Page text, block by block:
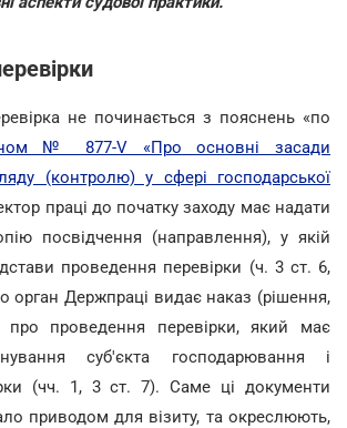
не починається з пояснень «по
№ 877-V «Про основні засади
(контролю) у сфері господарської
праці до початку заходу має надати
посвідчення (направлення), у якій
проведення перевірки (ч. 3 ст. 6,
орган Держпраці видає наказ (рішення,
про проведення перевірки, який має
суб'єкта господарювання і
(чч. 1, 3 ст. 7). Саме ці документи
приводом для візиту, та окреслюють,